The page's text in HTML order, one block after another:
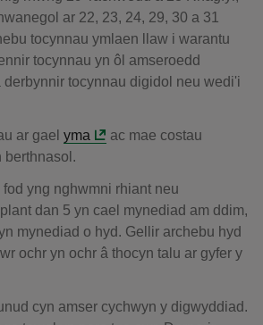
ar 22, 23, 24, 29, 30 a 31
tocynnau ymlaen llaw i warantu
tocynnau yn ôl amseroedd
derbynnir tocynnau digidol neu wedi'i
ar gael yma
ac mae costau
berthnasol.
yng nghwmni rhiant neu
dan 5 yn cael mynediad am ddim,
mynediad o hyd. Gellir archebu hyd
ochr yn ochr â thocyn talu ar gyfer y
cyn amser cychwyn y digwyddiad.